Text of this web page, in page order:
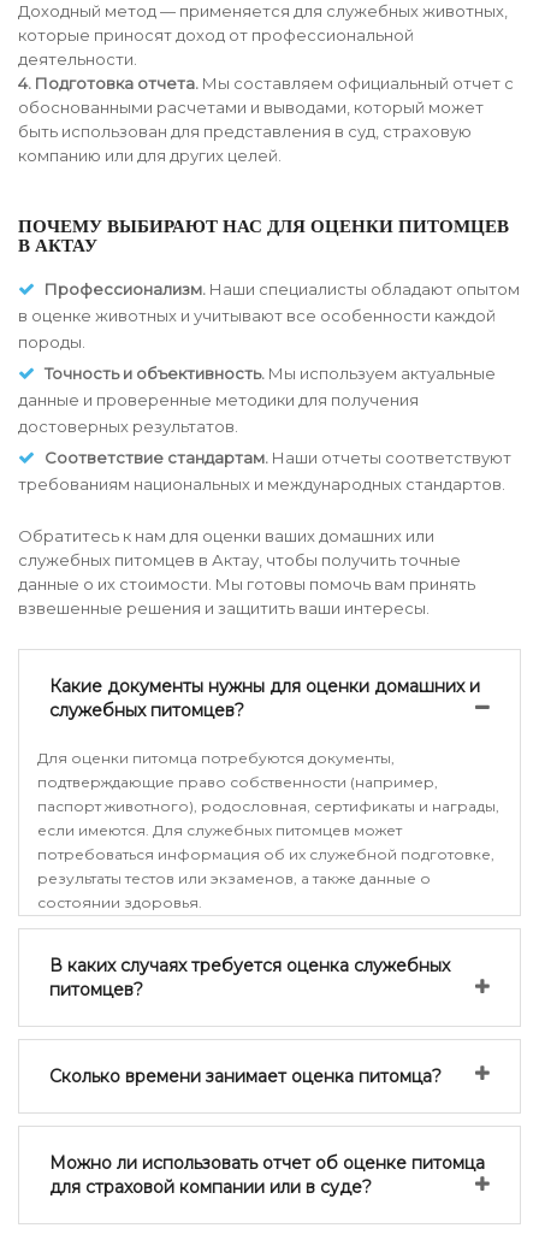
Доходный метод — применяется для служебных животных,
которые приносят доход от профессиональной
деятельности.
4. Подготовка отчета. Мы составляем официальный отчет с
обоснованными расчетами и выводами, который может
быть использован для представления в суд, страховую
компанию или для других целей.
ПОЧЕМУ ВЫБИРАЮТ НАС ДЛЯ ОЦЕНКИ ПИТОМЦЕВ
В АКТАУ
Профессионализм. Наши специалисты обладают опытом
в оценке животных и учитывают все особенности каждой
породы.
Точность и объективность. Мы используем актуальные
данные и проверенные методики для получения
достоверных результатов.
Соответствие стандартам. Наши отчеты соответствуют
требованиям национальных и международных стандартов.
Обратитесь к нам для оценки ваших домашних или
служебных питомцев в Актау, чтобы получить точные
данные о их стоимости. Мы готовы помочь вам принять
взвешенные решения и защитить ваши интересы.
Какие документы нужны для оценки домашних и
служебных питомцев?
Для оценки питомца потребуются документы,
подтверждающие право собственности (например,
паспорт животного), родословная, сертификаты и награды,
если имеются. Для служебных питомцев может
потребоваться информация об их служебной подготовке,
результаты тестов или экзаменов, а также данные о
состоянии здоровья.
В каких случаях требуется оценка служебных
питомцев?
Сколько времени занимает оценка питомца?
Можно ли использовать отчет об оценке питомца
для страховой компании или в суде?